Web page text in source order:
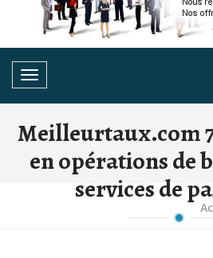
Toggle navigation
Meilleurtaux.com
en opérations de
services de